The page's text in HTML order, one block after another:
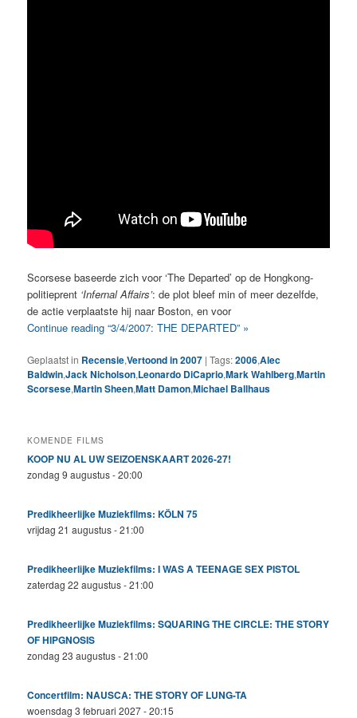
Scorsese baseerde zich voor ‘The Departed’ op de Hongkong-
politieprent ‘Infernal Affairs’: de plot bleef min of meer dezelfde,
de actie verplaatste hij naar Boston, en voor
Continue reading “3/4/2007: THE DEPARTED” »
Geplaatst in Recensie,Vertoond in 2007 |Tags:2006,Alec
Baldwin,Jack Nicholson,Leonardo DiCaprio,Mark Wahlberg,Martin
Scorsese,Martin Sheen,Matt Damon,Michael Ballhaus
KOMENDE FILMS
KOOP NU AL UW SEIZOENSKAART 2026-27!
zondag 9 augustus - 20:00
Predikheerlijke Muziekfilms: KÖLN 75
vrijdag 21 augustus - 21:00
Predikheerlijke Muziekfilms: I WAS A TEENAGE SEX PISTOL
zaterdag 22 augustus - 21:00
Predikheerlijke Muziekfilms: SQUARING THE CIRCLE: THE STORY
OF HIPGNOSIS
zondag 23 augustus - 21:00
Concertfilm: NAUSCA: THE STORY OF LUNG-TA
woensdag 3 februari 2027 - 20:15